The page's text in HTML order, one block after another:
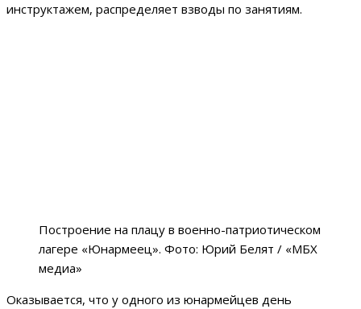
инструктажем, распределяет взводы по занятиям.
Построение на плацу в военно-патриотическом
лагере «Юнармеец». Фото: Юрий Белят / «МБХ
медиа»
Оказывается, что у одного из юнармейцев день